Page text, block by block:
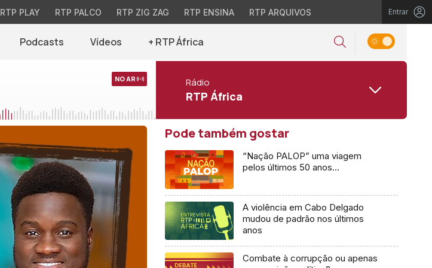
RTP PLAY RTP PALCO RTP ZIG ZAG RTP ENSINA RTP ARQUIVOS Entrar
Podcasts Vídeos + RTP África
NO AR Rádio
RTP África
Pode também gostar
“Nação PALOP” uma viagem
pelos últimos 50 anos…
A violência em Cabo Delgado
mudou de padrão nos últimos
anos
Combate à corrupção ou apenas